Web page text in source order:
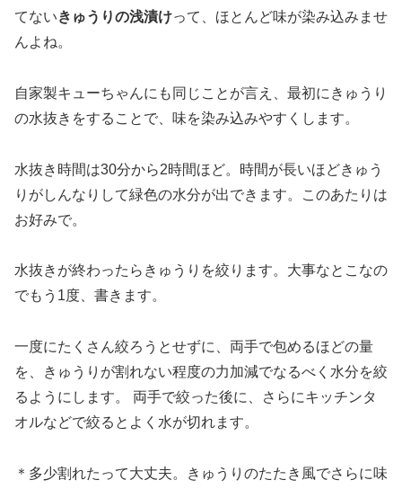
てないきゅうりの浅漬けって、ほとんど味が染み込みませ
んよね。
自家製キューちゃんにも同じことが言え、最初にきゅうり
の水抜きをすることで、味を染み込みやすくします。
水抜き時間は30分から2時間ほど。時間が長いほどきゅう
りがしんなりして緑色の水分が出できます。このあたりは
お好みで。
水抜きが終わったらきゅうりを絞ります。大事なとこなの
でもう1度、書きます。
一度にたくさん絞ろうとせずに、両手で包めるほどの量
を、きゅうりが割れない程度の力加減でなるべく水分を絞
るようにします。 両手で絞った後に、さらにキッチンタ
オルなどで絞るとよく水が切れます。
＊多少割れたって大丈夫。きゅうりのたたき風でさらに味